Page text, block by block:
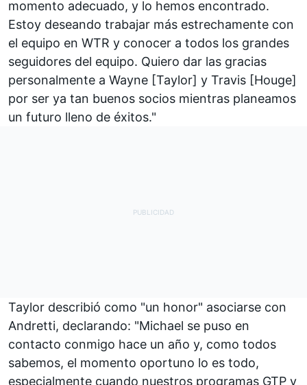
momento adecuado, y lo hemos encontrado.
Estoy deseando trabajar más estrechamente con
el equipo en WTR y conocer a todos los grandes
seguidores del equipo. Quiero dar las gracias
personalmente a Wayne [Taylor] y Travis [Houge]
por ser ya tan buenos socios mientras planeamos
un futuro lleno de éxitos."
Taylor describió como "un honor" asociarse con
Andretti, declarando: "Michael se puso en
contacto conmigo hace un año y, como todos
sabemos, el momento oportuno lo es todo,
especialmente cuando nuestros programas GTP y